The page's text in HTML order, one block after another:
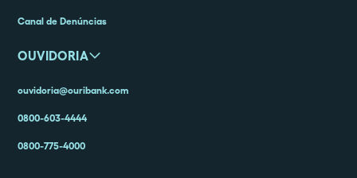
Canal de Denúncias
OUVIDORIA
ouvidoria@ouribank.com
0800-603-4444
0800-775-4000